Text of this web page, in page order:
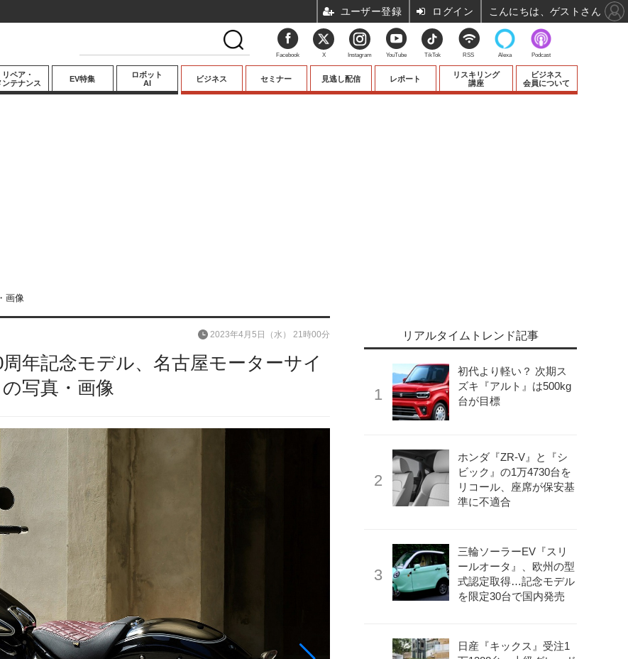
リペア・
ンテナンス
EV特集
ロボット
AI
ビジネス セミナー 見逃し配信 レポート
リスキリング
講座
ビジネス
会員について
画像
年記念モデル、名古屋モーターサイ
写真・画像
2023年4月5日（水） 21時00分 リアルタイムトレンド記事
初代より軽い？ 次期ス
ズキ『アルト』は500kg
台が目標
ホンダ『ZR-V』と『シ
ビック』の1万4730台を
リコール、座席が保安基
準に不適合
三輪ソーラーEV『スリ
ールオータ』、欧州の型
式認定取得…記念モデル
を限定30台で国内発売
日産『キックス』受注1
Facebook X Instagram YouTube TikTok RSS Alexa Podcast
ユーザー登録 ログイン こんにちは、ゲストさん